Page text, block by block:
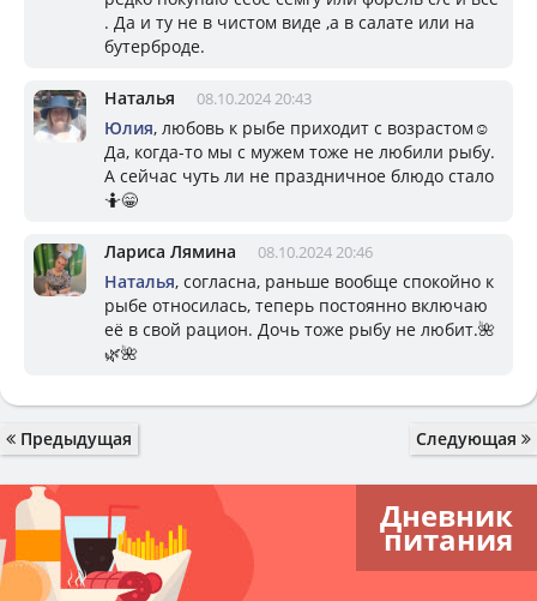
. Да и ту не в чистом виде ,а в салате или на
бутерброде.
Наталья 08.10.2024 20:43
Юлия, любовь к рыбе приходит с возрастом☺️
Да, когда-то мы с мужем тоже не любили рыбу.
А сейчас чуть ли не праздничное блюдо стало
🤷😁
Лариса Лямина 08.10.2024 20:46
Наталья, согласна, раньше вообще спокойно к
рыбе относилась, теперь постоянно включаю
её в свой рацион. Дочь тоже рыбу не любит.🌺
🌿🌺
Предыдущая Следующая
Дневник
питания